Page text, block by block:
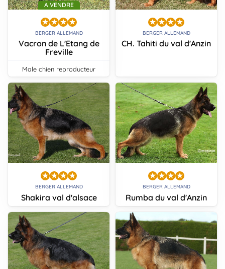
A VENDRE
BERGER ALLEMAND
Vacron de L'Etang de
Freville
male chien reproducteur
BERGER ALLEMAND
CH. Tahiti du val d'Anzin
BERGER ALLEMAND
Shakira val d'alsace
BERGER ALLEMAND
Rumba du val d'Anzin